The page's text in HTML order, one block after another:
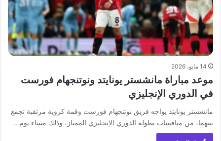
14 مايو، 2026
موعد مباراة مانشستر يونايتد ونوتنجهام فورست
في الدوري الإنجليزي
مانشستر يونايتد يواجه فريق نوتنجهام فورست وقمة كروية مرتقبة تجمع
بينهما، من منافسات بطولة الدوري الإنجليزي الممتاز، وذلك مساء يوم…